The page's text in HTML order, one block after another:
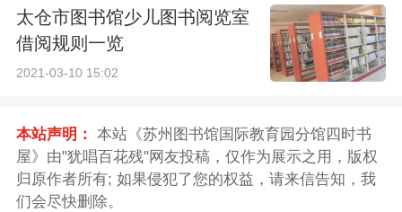
太仓市图书馆少儿图书阅览室
借阅规则一览
2021-03-10 15:02
本站声明： 本站《苏州图书馆国际教育园分馆四时书
屋》由"犹唱百花残"网友投稿，仅作为展示之用，版权
归原作者所有; 如果侵犯了您的权益，请来信告知，我
们会尽快删除。